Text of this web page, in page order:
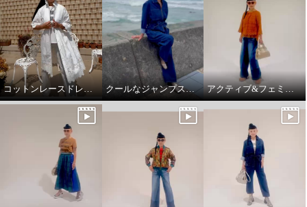
コットンレースドレスコート クールなジャンプスーツ‼️ アクティブ&フェミニンスタイリング